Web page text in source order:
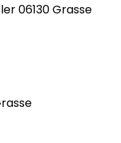
06130 Grasse